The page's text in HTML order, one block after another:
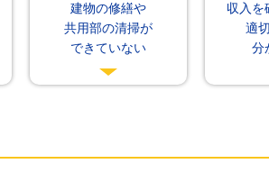
建物の修繕や
共用部の清掃が
できていない
収入を
適
分